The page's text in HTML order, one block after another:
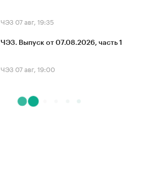
ЧЭЗ 07 авг, 19:35
ЧЭЗ. Выпуск от 07.08.2026, часть 1
ЧЭЗ 07 авг, 19:00